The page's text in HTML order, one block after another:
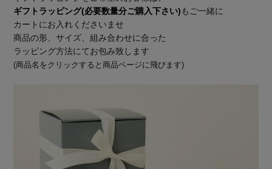
ギフトラッピング(必要数量分ご購入下さい)もご一緒に
カートにお入れくださいませ
商品の形、サイズ、組み合わせに合った
ラッピング方法にてお包み致します
(商品名をクリックすると商品ページに飛びます)